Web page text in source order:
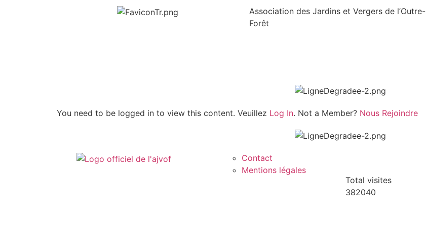
Association des Jardins et Vergers de l’Outre-
Forêt
You need to be logged in to view this content. Veuillez Log In. Not a Member? Nous Rejoindre
Contact
Mentions légales
Total visites
382040